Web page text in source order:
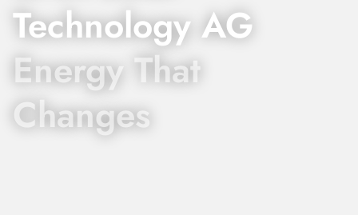
Technology AG
Energy That
Changes